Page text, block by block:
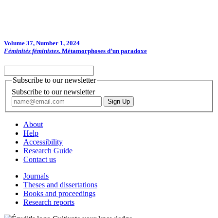
Volume 37, Number 1, 2024
Féminités féministes. Métamorphoses d’un paradoxe
Subscribe to our newsletter
Subscribe to our newsletter
About
Help
Accessibility
Research Guide
Contact us
Journals
Theses and dissertations
Books and proceedings
Research reports